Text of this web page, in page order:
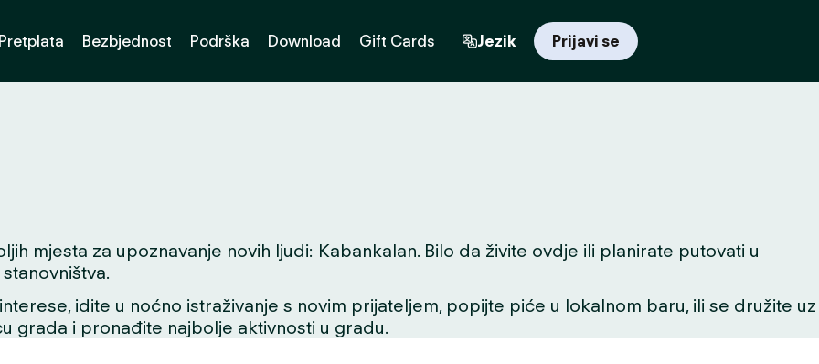
Pretplata Bezbjednost Podrška Download Gift Cards Jezik Prijavi se
mjesta za upoznavanje novih ljudi: Kabankalan. Bilo da živite ovdje ili planirate putovati u
idite u noćno istraživanje s novim prijateljem, popijte piće u lokalnom baru, ili se družite uz
grada i pronađite najbolje aktivnosti u gradu.